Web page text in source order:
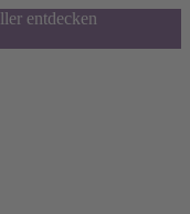
entdecken